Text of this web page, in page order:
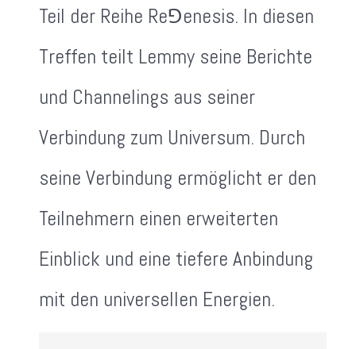
Teil der Reihe Re⅁enesis. In diesen
Treffen teilt Lemmy seine Berichte
und Channelings aus seiner
Verbindung zum Universum. Durch
seine Verbindung ermöglicht er den
Teilnehmern einen erweiterten
Einblick und eine tiefere Anbindung
mit den universellen Energien.